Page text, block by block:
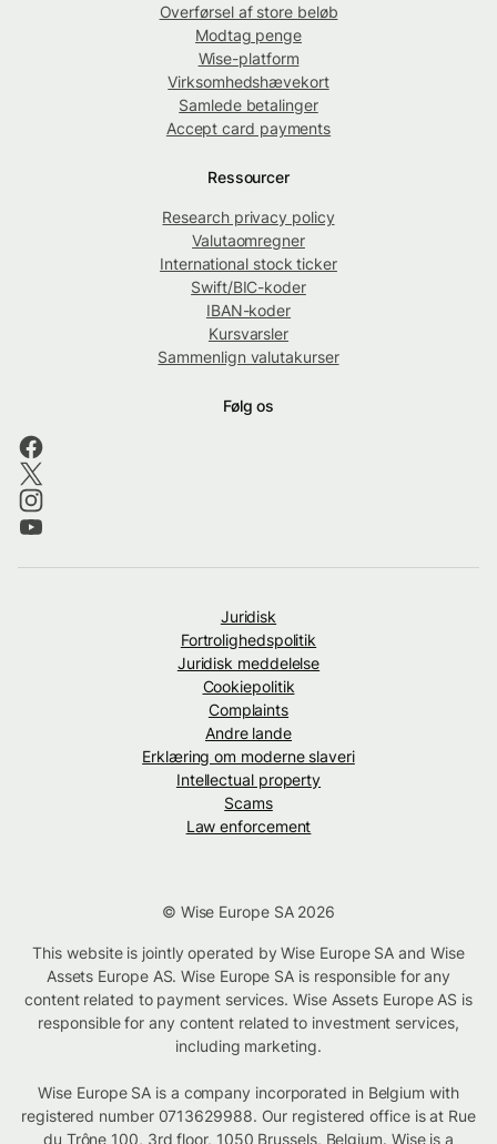
Overførsel af store beløb
Modtag penge
Wise-platform
Virksomhedshævekort
Samlede betalinger
Accept card payments
Ressourcer
Research privacy policy
Valutaomregner
International stock ticker
Swift/BIC-koder
IBAN-koder
Kursvarsler
Sammenlign valutakurser
Følg os
Juridisk
Fortrolighedspolitik
Juridisk meddelelse
Cookiepolitik
Complaints
Andre lande
Erklæring om moderne slaveri
Intellectual property
Scams
Law enforcement
© Wise Europe SA 2026
This website is jointly operated by Wise Europe SA and Wise
Assets Europe AS. Wise Europe SA is responsible for any
content related to payment services. Wise Assets Europe AS is
responsible for any content related to investment services,
including marketing.
Wise Europe SA is a company incorporated in Belgium with
registered number 0713629988. Our registered office is at Rue
du Trône 100, 3rd floor, 1050 Brussels, Belgium. Wise is a